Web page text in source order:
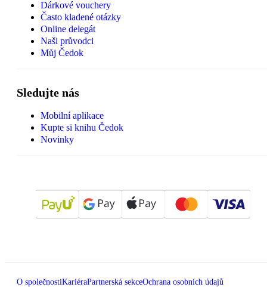
Dárkové vouchery
Často kladené otázky
Online delegát
Naši průvodci
Můj Čedok
Sledujte nás
Mobilní aplikace
Kupte si knihu Čedok
Novinky
O společnostiKariéraPartnerská sekceOchrana osobních údajů